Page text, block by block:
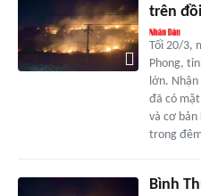
trên
Tối 20/3,
Phong,
lớn.
đã có
và cơ bản
trong
Bình